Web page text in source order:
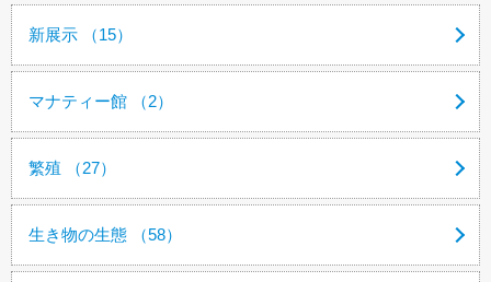
新展示 （15）
マナティー館 （2）
繁殖 （27）
生き物の生態 （58）